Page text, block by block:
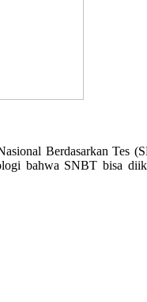
Berdasarkan Tes
bahwa SNBT bisa